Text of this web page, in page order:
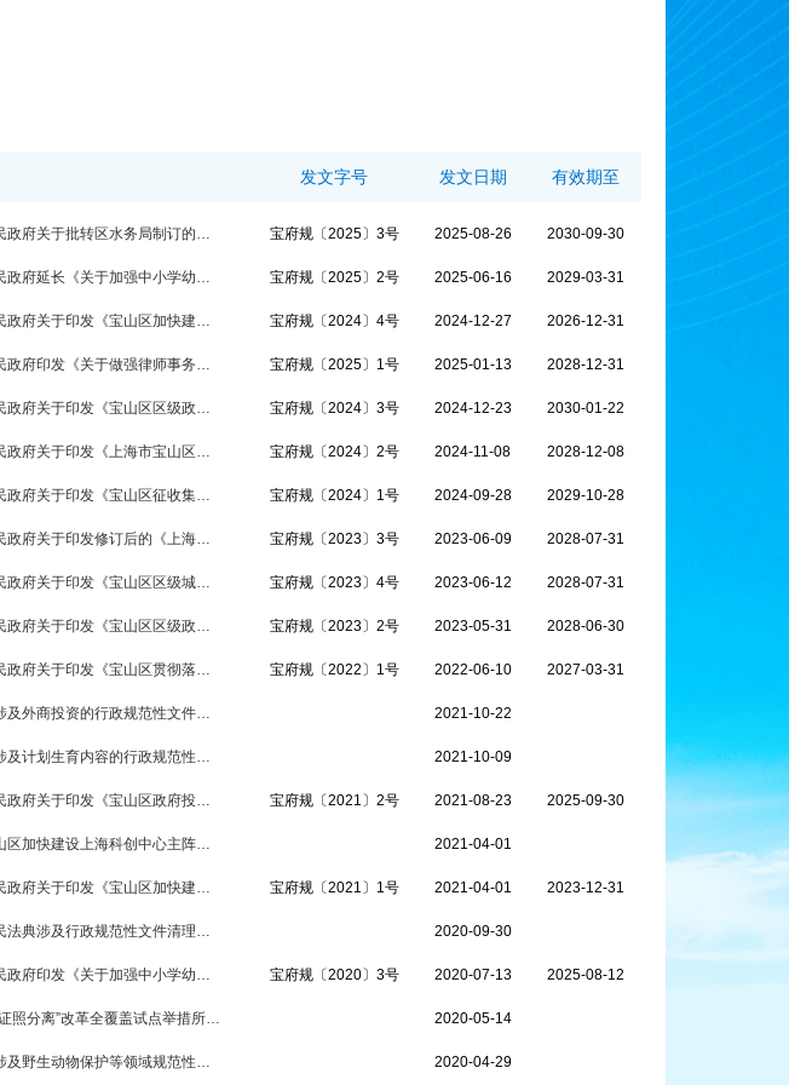
发文字号 发文日期 有效期至
【上海市宝山区人民政府办公室】上海市宝山区人民政府关于批转区水务局制订的《宝山区区管及以下河道及其管理范围的规定》的通知 宝府规〔2025〕3号 2025-08-26 2030-09-30
【上海市宝山区人民政府办公室】上海市宝山区人民政府延长《关于加强中小学幼儿园安全风险防控体系建设的实施方案》有效期的通知 宝府规〔2025〕2号 2025-06-16 2029-03-31
【上海市宝山区人民政府办公室】上海市宝山区人民政府关于印发《宝山区加快建设上海科创中心主阵地 促进产业高质量发展政策》的通知 宝府规〔2024〕4号 2024-12-27 2026-12-31
【上海市宝山区人民政府办公室】上海市宝山区人民政府印发《关于做强律师事务所品牌 促进宝山律师行业高质量发展的若干措施》的通知 宝府规〔2025〕1号 2025-01-13 2028-12-31
【上海市宝山区人民政府办公室】上海市宝山区人民政府关于印发《宝山区区级政府投资项目审计监督办法》的通知 宝府规〔2024〕3号 2024-12-23 2030-01-22
【上海市宝山区人民政府办公室】上海市宝山区人民政府关于印发《上海市宝山区经营主体住所登记管理实施细则》的通知 宝府规〔2024〕2号 2024-11-08 2028-12-08
【上海市宝山区人民政府办公室】上海市宝山区人民政府关于印发《宝山区征收集体土地房屋补偿实施意见》的通知 宝府规〔2024〕1号 2024-09-28 2029-10-28
【上海市宝山区人民政府办公室】上海市宝山区人民政府关于印发修订后的《上海市宝山区政府质量奖管理办法》的通知 宝府规〔2023〕3号 2023-06-09 2028-07-31
【上海市宝山区人民政府办公室】上海市宝山区人民政府关于印发《宝山区区级城市维护项目管理办法》的通知 宝府规〔2023〕4号 2023-06-12 2028-07-31
【上海市宝山区人民政府办公室】上海市宝山区人民政府关于印发《宝山区区级政府投资管理办法》的通知 宝府规〔2023〕2号 2023-05-31 2028-06-30
【上海市宝山区人民政府办公室】上海市宝山区人民政府关于印发《宝山区贯彻落实修订后的<上海市被征收农民集体所有土地农业人员就业和社会保障办法>的实施意见》的通知 宝府规〔2022〕1号 2022-06-10 2027-03-31
【上海市宝山区人民政府办公室】宝山区关于开展涉及外商投资的行政规范性文件专项清理的情况报告 2021-10-22
【上海市宝山区人民政府办公室】宝山区关于开展涉及计划生育内容的行政规范性文件专项清理的情况报告 2021-10-09
【上海市宝山区人民政府办公室】上海市宝山区人民政府关于印发《宝山区政府投资项目审计监督办法》的通知 宝府规〔2021〕2号 2021-08-23 2025-09-30
【上海市宝山区人民政府办公室】【一图读懂】宝山区加快建设上海科创中心主阵地 促进产业高质量发展政策 2021-04-01
【上海市宝山区人民政府办公室】上海市宝山区人民政府关于印发《宝山区加快建设上海科创中心主阵地 促进产业高质量发展政策》的通知 宝府规〔2021〕1号 2021-04-01 2023-12-31
【上海市宝山区人民政府办公室】宝山区关于开展民法典涉及行政规范性文件清理的情况报告 2020-09-30
【上海市宝山区人民政府办公室】上海市宝山区人民政府印发《关于加强中小学幼儿园安全风险防控体系建设的实施方案》的通知 宝府规〔2020〕3号 2020-07-13 2025-08-12
【上海市宝山区人民政府办公室】宝山区关于开展“证照分离”改革全覆盖试点举措所涉规范性文件清理的情况报告 2020-05-14
【上海市宝山区人民政府办公室】宝山区关于开展涉及野生动物保护等领域规范性文件清理的情况报告 2020-04-29